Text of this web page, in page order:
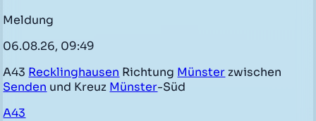
Meldung
06.08.26, 09:49
A43 Recklinghausen Richtung Münster zwischen
Senden und Kreuz Münster-Süd
A43